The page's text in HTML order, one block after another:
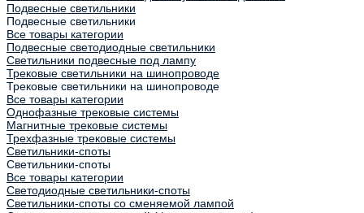
Подвесные светильники
Подвесные светильники
Все товары категории
Подвесные светодиодные светильники
Светильники подвесные под лампу
Трековые светильники на шинопроводе
Трековые светильники на шинопроводе
Все товары категории
Однофазные трековые системы
Магнитные трековые системы
Трехфазные трековые системы
Светильники-споты
Светильники-споты
Все товары категории
Светодиодные светильники-споты
Светильники-споты со сменяемой лампой